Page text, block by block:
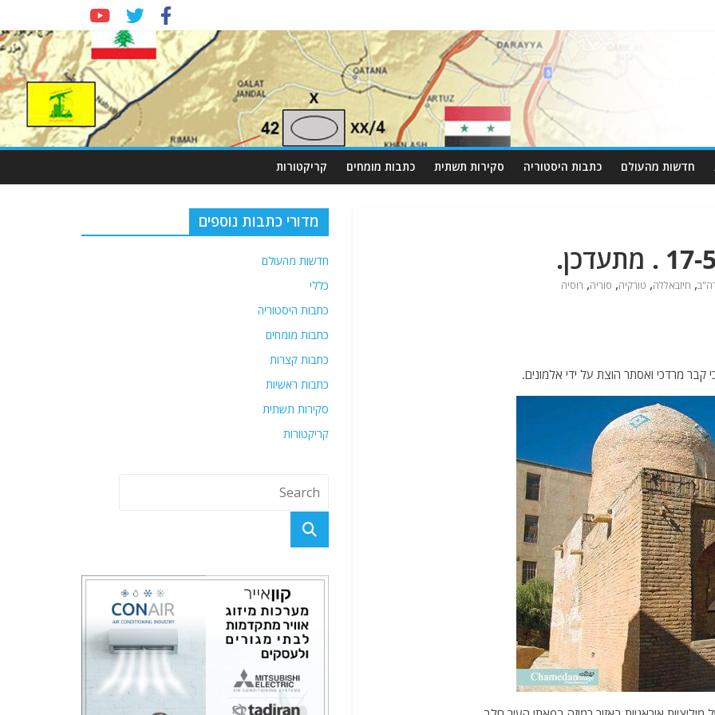
חדשות מהעולם כתבות היסטוריה סקירות תשתית כתבות מומחים קריקטורות
, חיזבאללה, טורקיה, סוריה, רוסיה
קבר מרדכי ואסתר הוצת על ידי אלמונים.
מדורי כתבות נוספים
חדשות מהעולם
כללי
כתבות היסטוריה
כתבות מומחים
כתבות קצרות
כתבות ראשיות
סקירות תשתית
קריקטורות